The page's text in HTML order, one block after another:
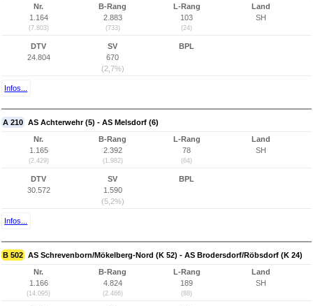
Nr.
1.164
(7.803)
B-Rang
2.883
(733)
L-Rang
103
(24)
Land
SH
DTV
24.804
SV
670
(2,7%)
BPL
Infos...
A 210 AS Achterwehr (5) - AS Melsdorf (6)
Nr.
1.165
(2.429)
B-Rang
2.392
(1.982)
L-Rang
78
(64)
Land
SH
DTV
30.572
SV
1.590
(5,2%)
BPL
Infos...
B 502 AS Schrevenborn/Mökelberg-Nord (K 52) - AS Brodersdorf/Röbsdorf (K 24)
Nr.
1.166
(14.095)
B-Rang
4.824
(2.466)
L-Rang
189
(88)
Land
SH